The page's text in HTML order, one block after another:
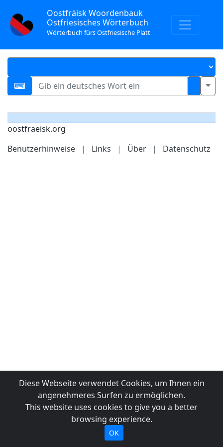
Oostfräisk Woordenbauk
Ostfriesisches Wörterbuch
Wörterbuch fürs Ostfriesische Platt
oostfraeisk.org
Benutzerhinweise
| Links | Über | Datenschutz
Diese Webseite verwendet Cookies, um Ihnen ein
angenehmeres Surfen zu ermöglichen.
This website uses cookies to give you a better
browsing experience.
OK